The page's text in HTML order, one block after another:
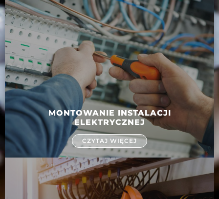
MONTOWANIE INSTALACJI
ELEKTRYCZNEJ
CZYTAJ WIĘCEJ